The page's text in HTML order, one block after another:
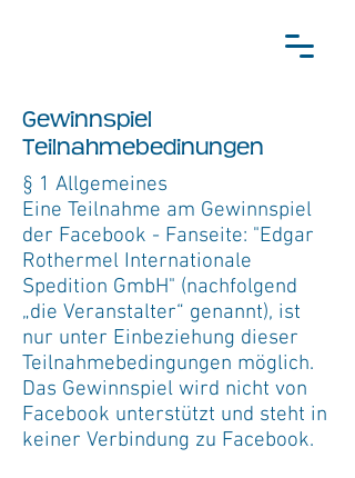
Gewinnspiel
Teilnahmebedinungen
§ 1 Allgemeines
Eine Teilnahme am Gewinnspiel
der Facebook - Fanseite: "Edgar
Rothermel Internationale
Spedition GmbH" (nachfolgend
„die Veranstalter“ genannt), ist
nur unter Einbeziehung dieser
Teilnahmebedingungen möglich.
Das Gewinnspiel wird nicht von
Facebook unterstützt und steht in
keiner Verbindung zu Facebook.